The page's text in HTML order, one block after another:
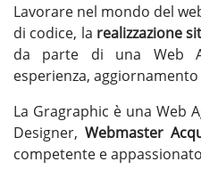
Lavorare nel mondo del
di codice, la realizzazione
da parte di una Web
esperienza,
La Gragraphic è una Web
Designer,Webmaster
competente e